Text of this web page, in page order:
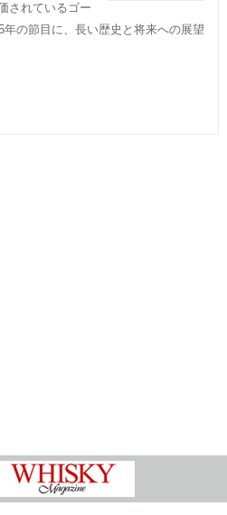
されているゴー
年の節目に、長い歴史と将来への展望